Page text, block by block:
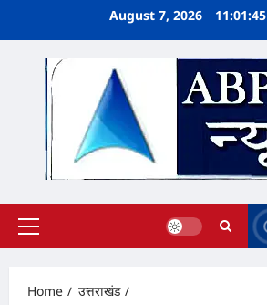
August 7, 2026
Primary
Home
उत्तराखंड